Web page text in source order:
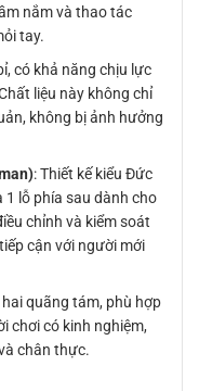
nắm và thao tác
tay.
có khả năng chịu lực
liệu này không chỉ
không bị ảnh hưởng
: Thiết kế kiểu Đức
1 lỗ phía sau dành cho
chỉnh và kiểm soát
cận với người mới
quãng tám, phù hợp
chơi có kinh nghiệm,
chân thực.